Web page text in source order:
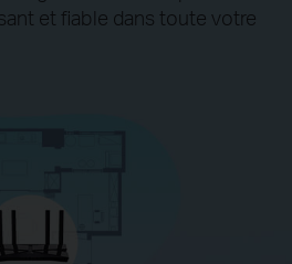
et fiable dans toute votre